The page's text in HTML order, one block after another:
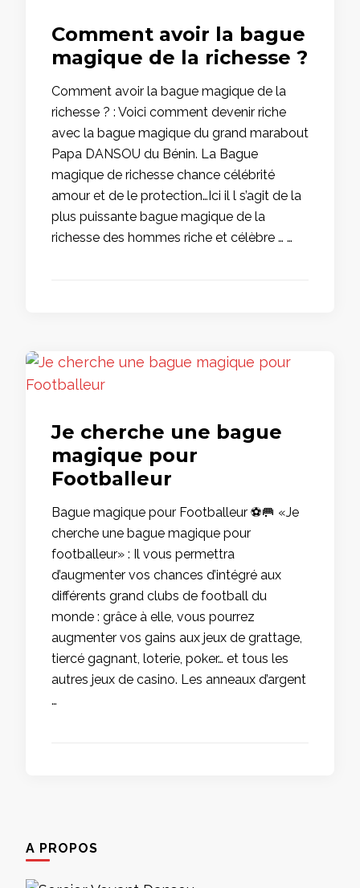
Comment avoir la bague
magique de la richesse ?
Comment avoir la bague magique de la
richesse ? : Voici comment devenir riche
avec la bague magique du grand marabout
Papa DANSOU du Bénin. La Bague
magique de richesse chance célébrité
amour et de le protection…Ici il l s’agit de la
plus puissante bague magique de la
richesse des hommes riche et célèbre … …
Je cherche une bague
magique pour
Footballeur
Bague magique pour Footballeur ⚽️🥅 «Je
cherche une bague magique pour
footballeur» : Il vous permettra
d’augmenter vos chances d’intégré aux
différents grand clubs de football du
monde : grâce à elle, vous pourrez
augmenter vos gains aux jeux de grattage,
tiercé gagnant, loterie, poker… et tous les
autres jeux de casino. Les anneaux d’argent
…
A PROPOS